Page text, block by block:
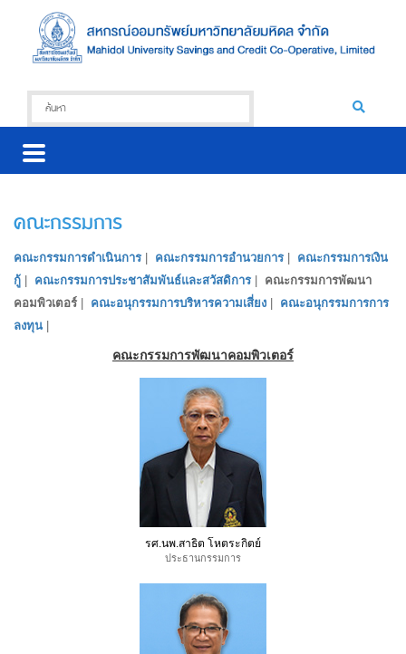
คณะกรรมการ
คณะกรรมการดำเนินการ| คณะกรรมการอำนวยการ| คณะกรรมการเงิน
กู้
คณะกรรมการประชาสัมพันธ์และสวัสดิการ| คณะกรรมการพัฒนา
คอมพิวเตอร์
คณะอนุกรรมการบริหารความเสี่ยง
คณะอนุกรรมการการ
ลงทุน
คณะกรรมการพัฒนาคอมพิวเตอร์
รศ.นพ.สาธิต โหตระกิตย์
ประธานกรรมการ